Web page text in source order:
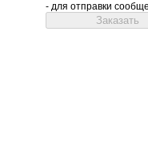
- для отправки